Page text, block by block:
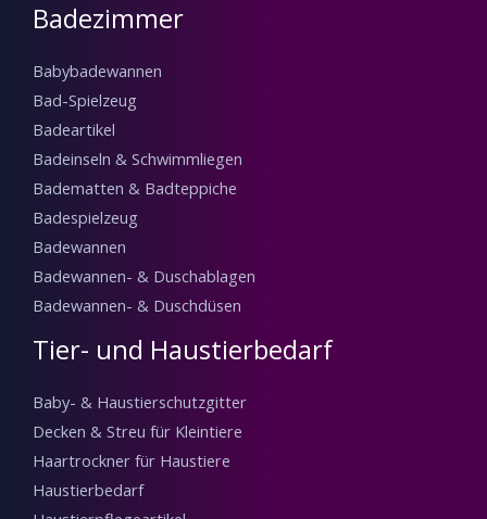
Badezimmer
Babybadewannen
Bad-Spielzeug
Badeartikel
Badeinseln & Schwimmliegen
Badematten & Badteppiche
Badespielzeug
Badewannen
Badewannen- & Duschablagen
Badewannen- & Duschdüsen
Tier- und Haustierbedarf
Baby- & Haustierschutzgitter
Decken & Streu für Kleintiere
Haartrockner für Haustiere
Haustierbedarf